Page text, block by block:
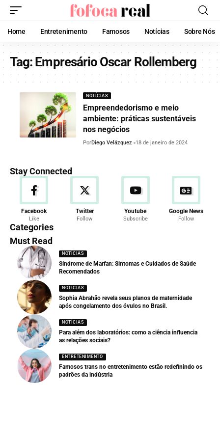
Home Entretenimento Famosos Notícias Sobre Nós
Tag:Empresário Oscar Rollemberg
NOTÍCIAS
Empreendedorismo e meio
ambiente: práticas sustentáveis
nos negócios
PorDiego Velázquez 18 de janeiro de 2024
Stay Connected
Facebook
Like
Twitter
Follow
Youtube
Subscribe
Google News
Follow
Categories
Must Read
NOTÍCIAS
Síndrome de Marfan: Sintomas e Cuidados de Saúde
Recomendados
NOTÍCIAS
Sophia Abrahão revela seus planos de maternidade
após congelamento dos óvulos no Brasil.
NOTÍCIAS
Para além dos laboratórios: como a ciência influencia
as relações sociais?
ENTRETENIMENTO
Famosos trans no entretenimento estão redefinindo os
padrões da indústria